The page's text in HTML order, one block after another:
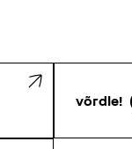
võrdle!